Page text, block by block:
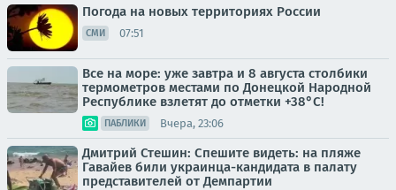
Погода на новых территориях России
СМИ 07:51
Все на море: уже завтра и 8 августа столбики
термометров местами по Донецкой Народной
Республике взлетят до отметки +38°C!
ПАБЛИКИ Вчера, 23:06
Дмитрий Стешин: Спешите видеть: на пляже
Гавайев били украинца-кандидата в палату
представителей от Демпартии